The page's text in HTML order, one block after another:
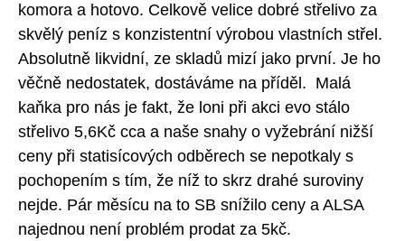
komora a hotovo. Celkově velice dobré střelivo za
skvělý peníz s konzistentní výrobou vlastních střel.
Absolutně likvidní, ze skladů mizí jako první. Je ho
věčně nedostatek, dostáváme na příděl. Malá
kaňka pro nás je fakt, že loni při akci evo stálo
střelivo 5,6Kč cca a naše snahy o vyžebrání nižší
ceny při statisícových odběrech se nepotkaly s
pochopením s tím, že níž to skrz drahé suroviny
nejde. Pár měsícu na to SB snížilo ceny a ALSA
najednou není problém prodat za 5kč.